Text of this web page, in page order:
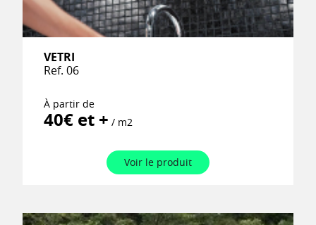
VETRI
Ref. 06
À partir de
40€ et + / m2
Voir le produit